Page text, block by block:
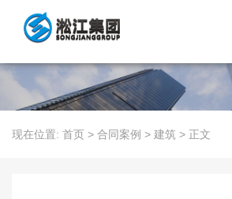
现在位置: 首页 > 合同案例 > 建筑 > 正文